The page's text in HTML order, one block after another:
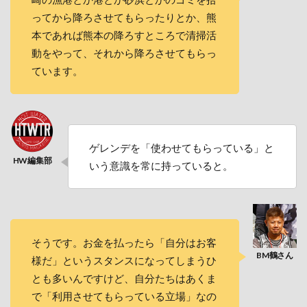
ってから降ろさせてもらったりとか、熊
本であれば熊本の降ろすところで清掃活
動をやって、それから降ろさせてもらっ
ています。
ゲレンデを「使わせてもらっている」と
いう意識を常に持っていると。
そうです。お金を払ったら「自分はお客
様だ」というスタンスになってしまうひ
とも多いんですけど、自分たちはあくま
で「利用させてもらっている立場」なの